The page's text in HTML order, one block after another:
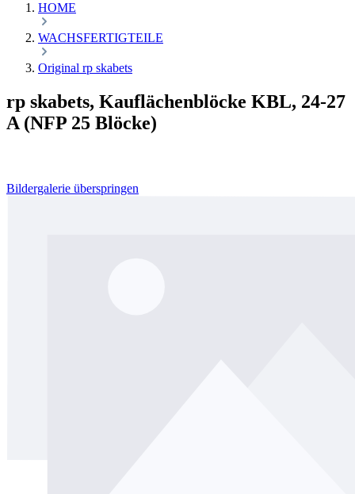
HOME
WACHSFERTIGTEILE
Original rp skabets
rp skabets, Kauflächenblöcke KBL, 24-27
A (NFP 25 Blöcke)
Bildergalerie überspringen